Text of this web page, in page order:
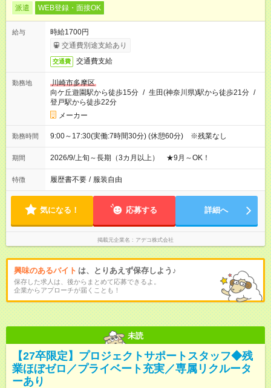
派遣 WEB登録・面接OK
給与
時給1700円
交通費別途支給あり
交通費 交通費支給
勤務地
川崎市多摩区
向ケ丘遊園駅から徒歩15分 / 生田(神奈川県)駅から徒歩21分 /
登戸駅から徒歩22分
メーカー
勤務時間 9:00～17:30(実働:7時間30分) (休憩60分) ※残業なし
期間 2026/9/上旬～長期（3カ月以上） ★9月～OK！
特徴 履歴書不要 / 服装自由
気になる！ 応募する 詳細へ
掲載元企業名 アデコ株式会社
興味のあるバイト は、とりあえず保存しよう♪
保存した求人は、後からまとめて応募できるよ。
企業からアプローチが届くことも！
未読
【27卒限定】プロジェクトサポートスタッフ◆残
業ほぼゼロ／プライベート充実／専属リクルータ
ーあり